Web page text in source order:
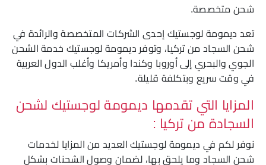
شحن متخصصة.
تعد ديمومة لوجستيك إحدى الشركات المتخصصة والرائدة في
شحن السجاد من تركيا، وتوفر ديمومة لوجستيك خدمة الشحن
الجوي والبحري إلى أوروبا وكندا وأمريكا وأغلب الدول العربية
في وقت سريع وبتكلفة قليلة.
المزايا التي تقدمها ديمومة لوجستيك لشحن
السجادة من تركيا :
نوفر لكم في ديمومة لوجستيك العديد من المزايا لخدمات
شحن السجاد وما يلحق بها، لضمان وصول الشحنات بشكل